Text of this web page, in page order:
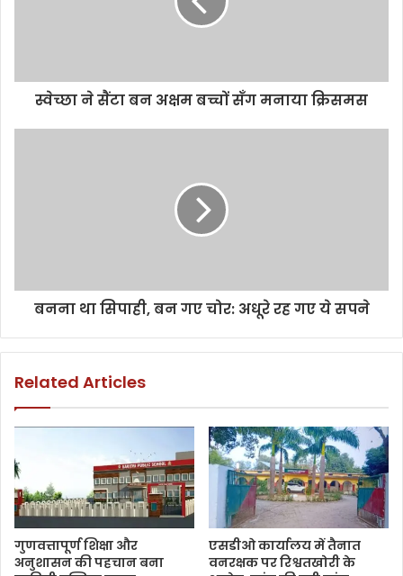
स्वेच्छा ने सैंटा बन अक्षम बच्चों सँग मनाया क्रिसमस
बनना था सिपाही, बन गए चोर: अधूरे रह गए ये सपने
Related Articles
गुणवत्तापूर्ण शिक्षा और
अनुशासन की पहचान बना
एसडीओ कार्यालय में तैनात
वनरक्षक पर रिश्वतखोरी के